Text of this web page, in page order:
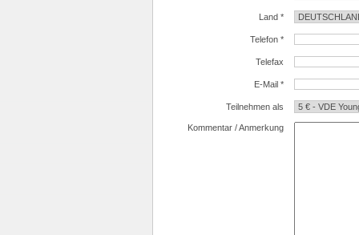
Land *
Telefon *
Telefax
E-Mail *
Teilnehmen als
Kommentar / Anmerkung